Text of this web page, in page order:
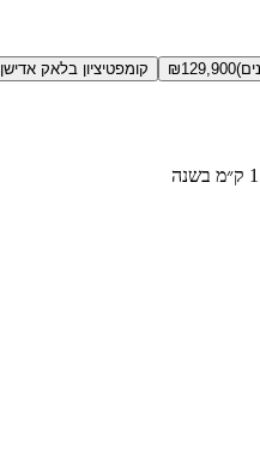
₪129,900 קומפטיציון בלאק אדישן 1.4 ליטר ידני (דור 1 מתיחת פנים)